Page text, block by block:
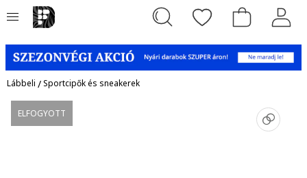
Lábbeli /Sportcipők és sneakerek
ELFOGYOTT